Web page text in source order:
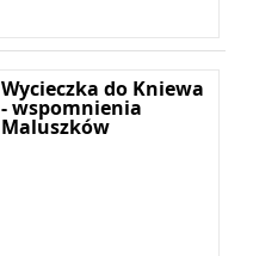
Wycieczka do Kniewa
- wspomnienia
Maluszków